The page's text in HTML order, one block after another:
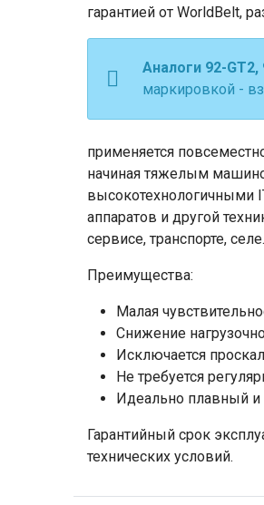
гарантией от WorldBelt,
Аналоги 92-
маркировкой -
применяется
начиная тяжелым
высокотехнологичными
аппаратов и другой
сервисе, транспорте, селе.
Преимущества:
Малая
Снижение
Исключается
Не требуется
Идеально плавный и
Гарантийный срок
технических условий.